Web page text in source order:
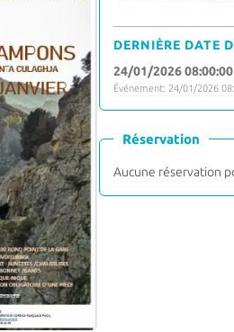
DERNIÈRE DATE
24/01/2026 08:00:00
Événement: 24/01/2026
Réservation
Aucune réservation